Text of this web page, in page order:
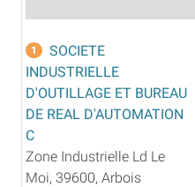
1
SOCIETE
INDUSTRIELLE
D'OUTILLAGE ET BUREAU
DE REAL D'AUTOMATION
C
Zone Industrielle Ld Le
Moi, 39600, Arbois